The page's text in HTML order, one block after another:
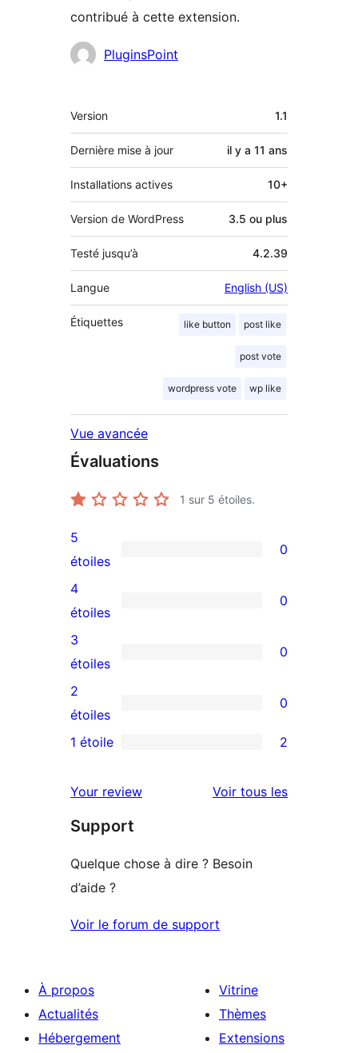
contribué à cette extension.
Contributeurs
PluginsPoint
Méta
Version 1.1
Dernière mise à jour il y a 11 ans
Installations actives 10+
Version de WordPress 3.5 ou plus
Testé jusqu’à 4.2.39
Langue English (US)
Étiquettes like button post like
post vote
wordpress vote wp like
Vue avancée
Évaluations
1 sur 5 étoiles.
0
avis
à
5
étoile
5
étoiles
0
0
avis
à
4
étoile
4
étoiles
0
0
avis
à
3
3
étoiles
0
0
avis
2
2
étoiles
0
à
1
1 étoile 2
Your review Voir tous lesavis
Support
Quelque chose à dire ? Besoin
d’aide ?
Voir le forum de support
À propos
Actualités
Hébergement
Vitrine
Thèmes
Extensions